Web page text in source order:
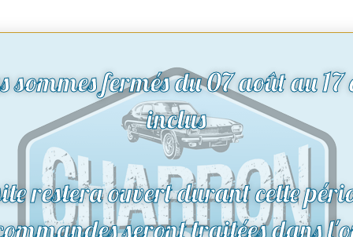
sommes fermés du 07 août au
inclus
restera ouvert durant cette
seront traitées dans